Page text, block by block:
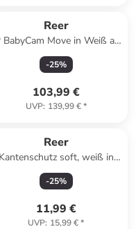
Reer
BabyCam Move in Weiß ab
0 Monate
-25%
103,99 €
UVP: 139,99 €*
Reer
Kantenschutz soft, weiß in
Weiß ab 0 Monate
-25%
11,99 €
UVP: 15,99 €*